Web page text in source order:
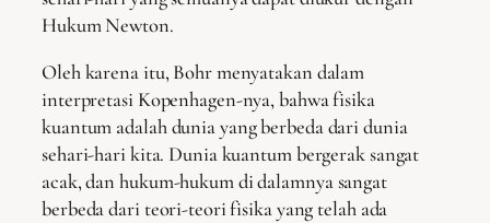
Hukum Newton.
Oleh karena itu, Bohr menyatakan dalam
interpretasi Kopenhagen-nya, bahwa fisika
kuantum adalah dunia yang berbeda dari dunia
sehari-hari kita. Dunia kuantum bergerak sangat
acak, dan hukum-hukum di dalamnya sangat
berbeda dari teori-teori fisika yang telah ada